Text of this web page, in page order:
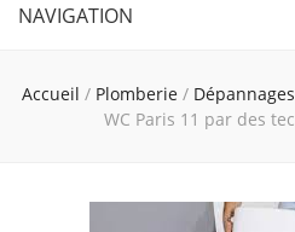
NAVIGATION
Accueil / Plomberie /
WC Paris 11 par des